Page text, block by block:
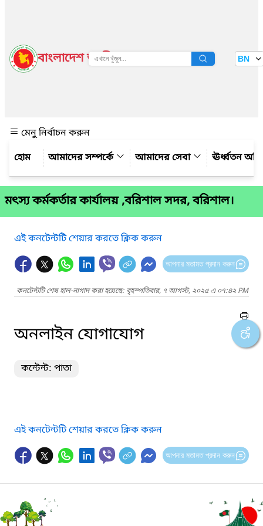
বাংলাদেশ জাতীয় তথ্য বাতায়ন BN
মেনু নির্বাচন করুন
আমাদের সম্পর্কে
আমাদের সেবা ঊর্ধ্বতন
মৎস্য কর্মকর্তার কার্যালয় ,বরিশাল সদর, বরিশাল।
এই কনটেন্টটি শেয়ার করতে ক্লিক করুন
আপনার মতামত প্রদান করুন
কনটেন্টটি শেষ হাল-নাগাদ করা হয়েছে: বৃহস্পতিবার, ৭ আগস্ট, ২০২৫ এ ০৭:৪২ PM
অনলাইন যোগাযোগ
কন্টেন্ট: পাতা
এই কনটেন্টটি শেয়ার করতে ক্লিক করুন
আপনার মতামত প্রদান করুন